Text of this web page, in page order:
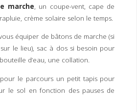
marche, un coupe-vent, cape de
crème solaire selon le temps.
équiper de bâtons de marche (si
sur le lieu), sac à dos si besoin pour
d’eau, une collation.
le parcours un petit tapis pour
le sol en fonction des pauses de